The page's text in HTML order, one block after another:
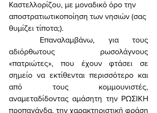
Καστελλορίζου, με μοναδικό όρο την
αποστρατιωτικοποίηση των νησιών (σας
θυμίζει τίποτα;).
αδιόρθωτους ρωσολάγνους
«πατριώτες», που έχουν φτάσει σε
σημείο να εκτίθενται περισσότερο και
από τους κομμουνιστές,
αναμεταδίδοντας αμάσητη την ΡΩΣΙΚΗ
προπαγάνδα, την χαρακτηριστική φράση